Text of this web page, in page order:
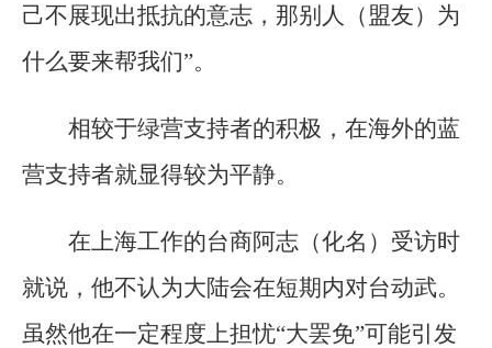
己不展现出抵抗的意志，那别人（盟友）为
什么要来帮我们”。
相较于绿营支持者的积极，在海外的蓝
营支持者就显得较为平静。
在上海工作的台商阿志（化名）受访时
就说，他不认为大陆会在短期内对台动武。
虽然他在一定程度上担忧“大罢免”可能引发